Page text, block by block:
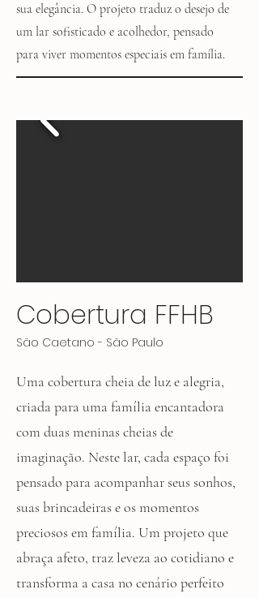
sua elegância. O projeto traduz o desejo de
um lar sofisticado e acolhedor, pensado
para viver momentos especiais em família.
Cobertura FFHB
São Caetano - São Paulo
Uma cobertura cheia de luz e alegria,
criada para uma família encantadora
com duas meninas cheias de
imaginação. Neste lar, cada espaço foi
pensado para acompanhar seus sonhos,
suas brincadeiras e os momentos
preciosos em família. Um projeto que
abraça afeto, traz leveza ao cotidiano e
transforma a casa no cenário perfeito